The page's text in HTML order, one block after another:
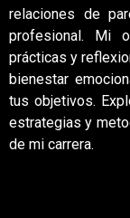
relaciones de
profesional. Mi
prácticas y
bienestar
tus objetivos.
estrategias y
de mi carrera.